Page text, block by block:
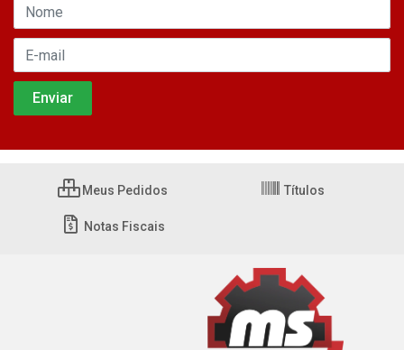
Meus Pedidos Títulos
Notas Fiscais